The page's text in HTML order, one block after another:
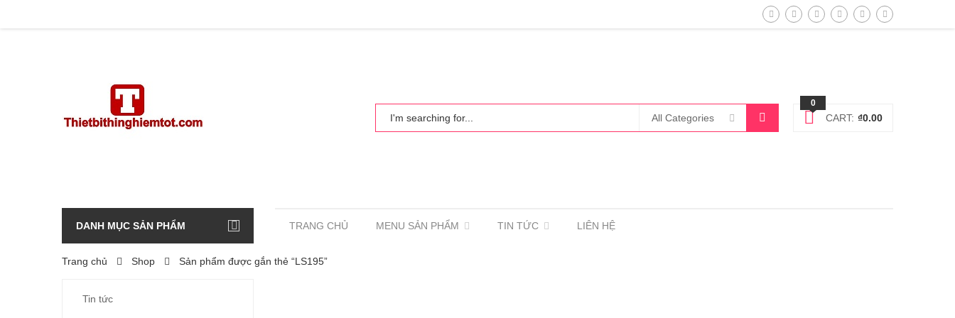
All Categories
0
CART: ₫0.00
DANH MỤC SẢN PHẨM TRANG CHỦ MENU SẢN PHẨM TIN TỨC LIÊN HỆ
Trang chủ Shop Sản phẩm được gắn thẻ “LS195”
Tin tức